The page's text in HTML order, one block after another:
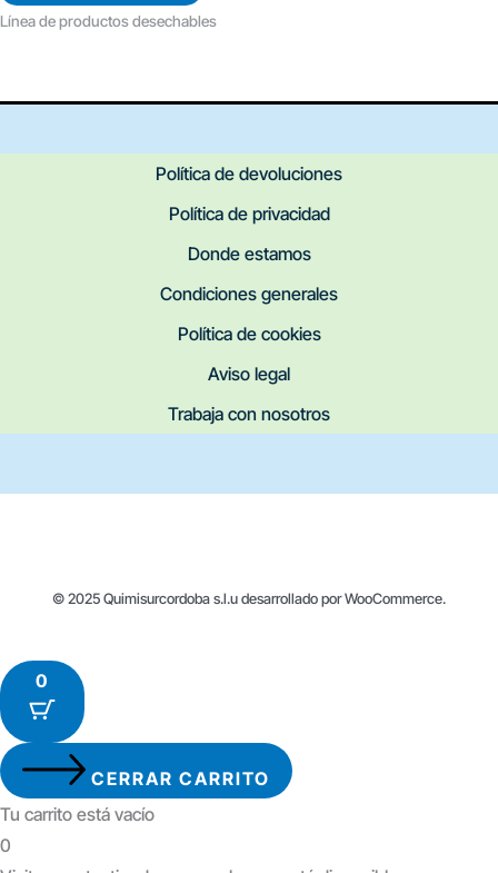
Línea de productos desechables
Política de devoluciones
Política de privacidad
Donde estamos
Condiciones generales
Política de cookies
Aviso legal
Trabaja con nosotros
© 2025 Quimisurcordoba s.l.u desarrollado por WooCommerce.
0
CERRAR CARRITO
Tu carrito está vacío
0